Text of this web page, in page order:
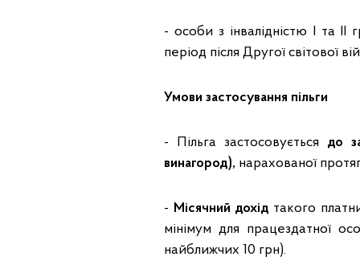
- особи з інвалідністю I та II
період після Другої світової
Умови застосування пільги
- Пільга застосовується до
винагород), нарахованої
- Місячний дохід такого
мінімум для працездатної
найближчих 10 грн).